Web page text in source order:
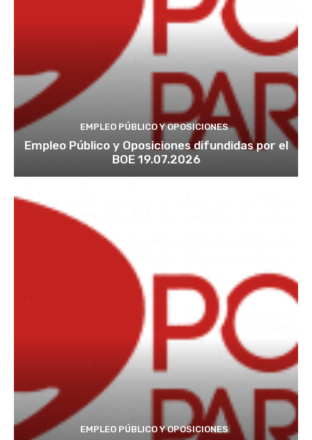
EMPLEO PÚBLICO Y OPOSICIONES
Empleo Público y Oposiciones difundidas por el
BOE 19.07.2026
EMPLEO PÚBLICO Y OPOSICIONES